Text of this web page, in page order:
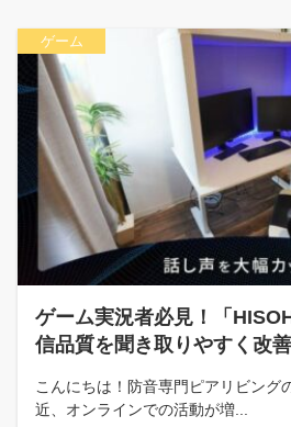
ゲーム
ゲーム実況者必見！「
信品質を聞き取りやすく改善
こんにちは！防音専門ピアリビング
近、オンラインでの活動が増...